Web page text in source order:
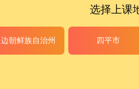
选择上课
朝鲜族自治州 四平市